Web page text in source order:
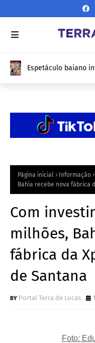
Espetáculo baiano
Página inicial Informação
Bahia recebe nova fábrica
Com
milhões,
fábrica da
de Santana
Portal Terra de Lucas
Foto: